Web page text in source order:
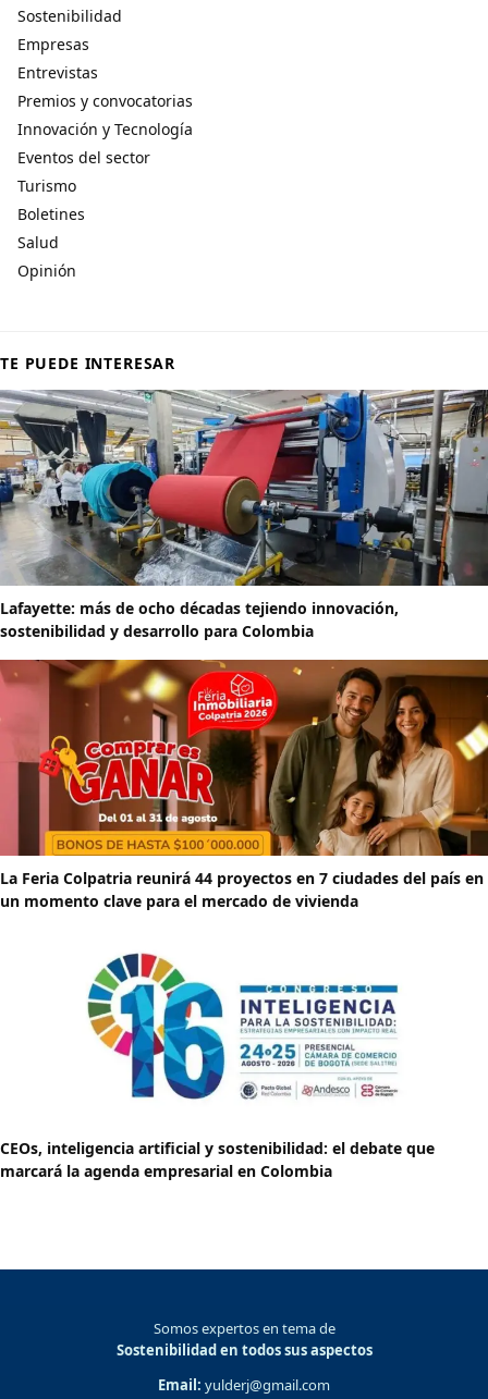
Sostenibilidad
Empresas
Entrevistas
Premios y convocatorias
Innovación y Tecnología
Eventos del sector
Turismo
Boletines
Salud
Opinión
TE PUEDE INTERESAR
Lafayette: más de ocho décadas tejiendo innovación,
sostenibilidad y desarrollo para Colombia
La Feria Colpatria reunirá 44 proyectos en 7 ciudades del país en
un momento clave para el mercado de vivienda
CEOs, inteligencia artificial y sostenibilidad: el debate que
marcará la agenda empresarial en Colombia
Somos expertos en tema de
Sostenibilidad en todos sus aspectos
Email: yulderj@gmail.com